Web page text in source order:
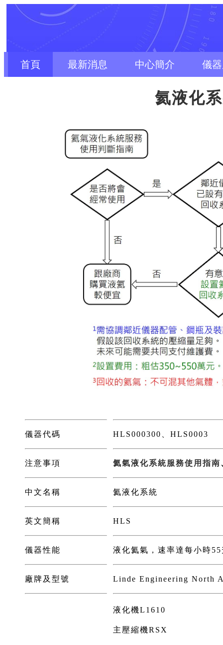
首頁 最新消息 中心簡介 儀
氦液化
儀器代碼 HLS000300、HLS0003
注意事項 氦氣液化系統服務使用指南
中文名稱 氦液化系統
英文簡稱 HLS
儀器性能 液化氦氣，速率達每小時
廠牌及型號 Linde Engineering North
液化機L1610
主壓縮機RSX